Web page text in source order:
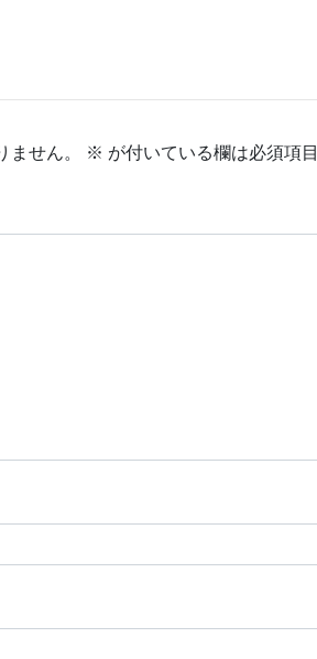
せん。 ※ が付いている欄は必須項